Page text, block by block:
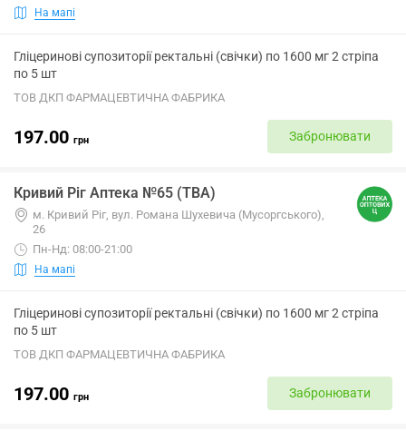
На мапі
Гліцеринові супозиторії ректальні (свічки) по 1600 мг 2 стріпа
по 5 шт
ТОВ ДКП ФАРМАЦЕВТИЧНА ФАБРИКА
197.00 грн Забронювати
Кривий Ріг Аптека №65 (ТВА)
м. Кривий Ріг, вул. Романа Шухевича (Мусоргського),
26
Пн-Нд: 08:00-21:00
На мапі
Гліцеринові супозиторії ректальні (свічки) по 1600 мг 2 стріпа
по 5 шт
ТОВ ДКП ФАРМАЦЕВТИЧНА ФАБРИКА
197.00 грн Забронювати